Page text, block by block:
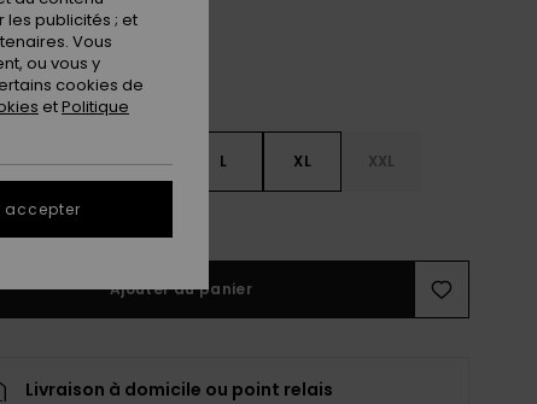
S M L XL XXL
le Guide des tailles
Ajouter au panier
Livraison à domicile ou point relais
publicités ; et
Vous
ou vous y
cookies de
etPolitique
accepter